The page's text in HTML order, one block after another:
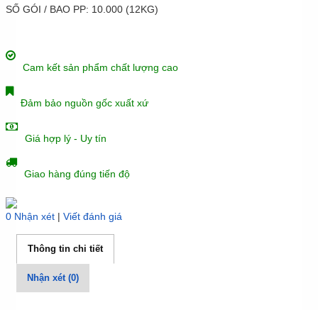
SỐ GÓI / BAO PP: 10.000 (12KG)
Cam kết sản phẩm chất lượng cao
Đảm bảo nguồn gốc xuất xứ
Giá hợp lý - Uy tín
Giao hàng đúng tiến độ
0 Nhận xét | Viết đánh giá
Thông tin chi tiết
Nhận xét (0)